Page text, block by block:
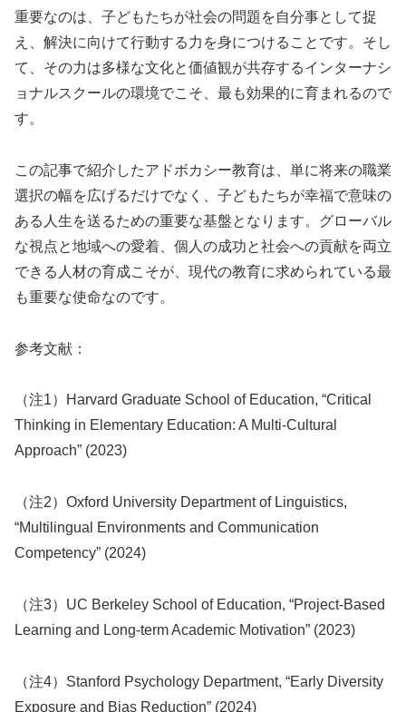
重要なのは、子どもたちが社会の問題を自分事として捉
え、解決に向けて行動する力を身につけることです。そし
て、その力は多様な文化と価値観が共存するインターナシ
ョナルスクールの環境でこそ、最も効果的に育まれるので
す。
この記事で紹介したアドボカシー教育は、単に将来の職業
選択の幅を広げるだけでなく、子どもたちが幸福で意味の
ある人生を送るための重要な基盤となります。グローバル
な視点と地域への愛着、個人の成功と社会への貢献を両立
できる人材の育成こそが、現代の教育に求められている最
も重要な使命なのです。
参考文献：
（注1）Harvard Graduate School of Education, “Critical
Thinking in Elementary Education: A Multi-Cultural
Approach” (2023)
（注2）Oxford University Department of Linguistics,
“Multilingual Environments and Communication
Competency” (2024)
（注3）UC Berkeley School of Education, “Project-Based
Learning and Long-term Academic Motivation” (2023)
（注4）Stanford Psychology Department, “Early Diversity
Exposure and Bias Reduction” (2024)